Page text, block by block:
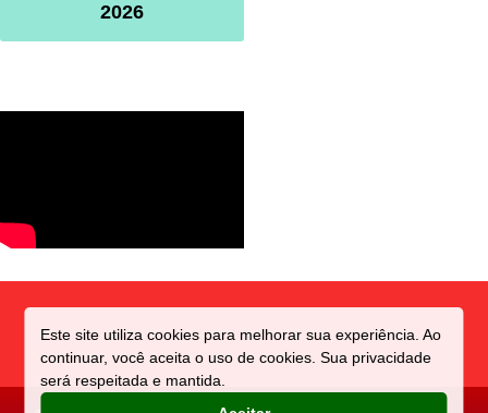
Este site utiliza cookies para melhorar sua experiência. Ao
continuar, você aceita o uso de cookies. Sua privacidade
será respeitada e mantida.
2026